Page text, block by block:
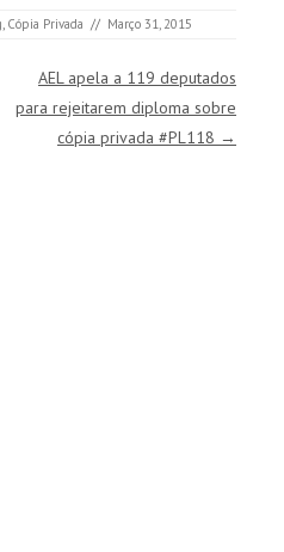
Cópia Privada // Março 31, 2015
AEL apela a 119 deputados
para rejeitarem diploma sobre
cópia privada #PL118 →